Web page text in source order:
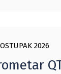
2026